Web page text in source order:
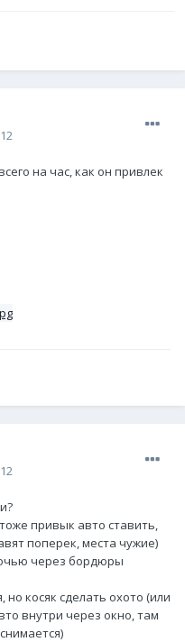
на час, как он привлек
привык авто ставить,
поперек, места чужие)
через бордюры
косяк сделать охото (или
внутри через окно, там